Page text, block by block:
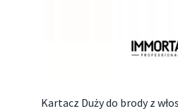
Kartacz Duży do brody z